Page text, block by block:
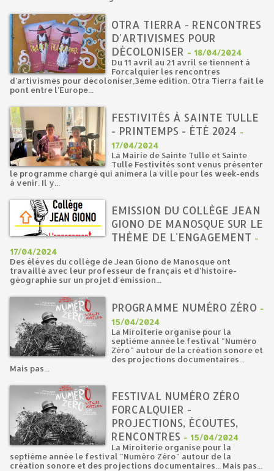
OTRA TIERRA - RENCONTRES
D'ARTIVISMES POUR
DÉCOLONISER - 18/04/2024
Du 11 avril au 21 avril se tiennent à
Forcalquier les rencontres
d'artivismes pour décoloniser,3ème édition. Otra Tierra fait le
pont entre l'Europe...
FESTIVITÉS À SAINTE TULLE
- PRINTEMPS - ÉTÉ 2024 -
17/04/2024
La Mairie de Sainte Tulle et Sainte
Tulle Festivités sont venus présenter
le programme chargé qui animera la ville pour les week-ends
à venir. Il y...
EMISSION DU COLLÈGE JEAN
GIONO DE MANOSQUE SUR LE
THÈME DE L'ENGAGEMENT -
17/04/2024
Des élèves du collège de Jean Giono de Manosque ont
travaillé avec leur professeur de français et d'histoire-
géographie sur un projet d'émission...
PROGRAMME NUMÉRO ZÉRO -
15/04/2024
La Miroiterie organise pour la
septième année le festival "Numéro
Zéro" autour de la création sonore et
des projections documentaires...
Mais pas...
FESTIVAL NUMÉRO ZÉRO
FORCALQUIER -
PROJECTIONS, ÉCOUTES,
RENCONTRES - 15/04/2024
La Miroiterie organise pour la
septième année le festival "Numéro Zéro" autour de la
création sonore et des projections documentaires... Mais pas...